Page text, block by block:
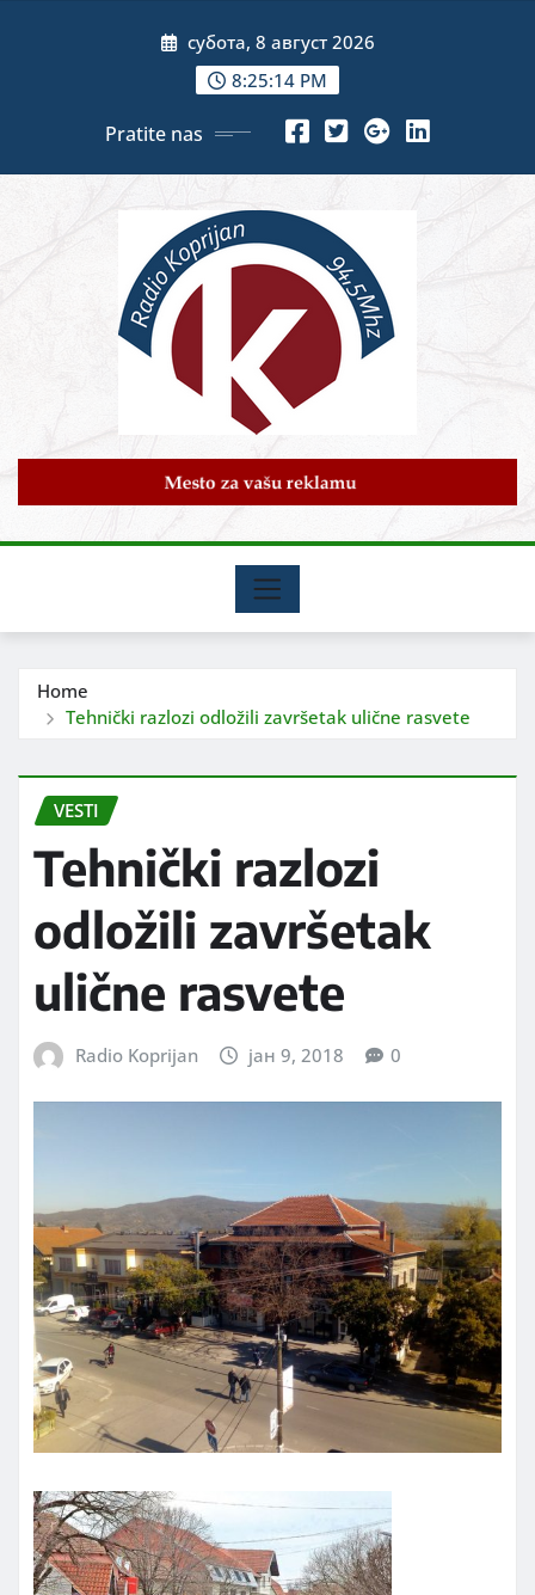
субота, 8 август 2026
8:25:15 PM
Pratite nas
Home
Tehnički razlozi odložili završetak ulične rasvete
VESTI
Tehnički razlozi
odložili završetak
ulične rasvete
Radio Koprijan јан 9, 2018 0